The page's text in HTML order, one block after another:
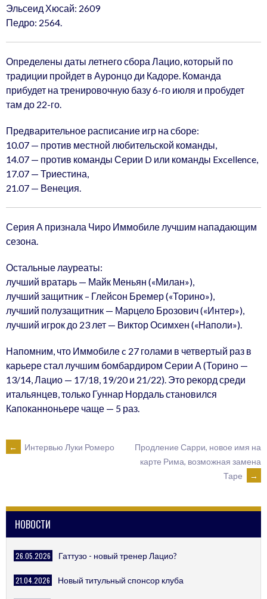
Эльсеид Хюсай: 2609
Педро: 2564.
Определены даты летнего сбора Лацио, который по
традиции пройдет в Ауронцо ди Кадоре. Команда
прибудет на тренировочную базу 6-го июля и пробудет
там до 22-го.
Предварительное расписание игр на сборе:
10.07 — против местной любительской команды,
14.07 — против команды Серии D или команды Excellence,
17.07 — Триестина,
21.07 — Венеция.
Серия А признала Чиро Иммобиле лучшим нападающим
сезона.
Остальные лауреаты:
лучший вратарь — Майк Меньян («Милан»),
лучший защитник – Глейсон Бремер («Торино»),
лучший полузащитник — Марцело Брозович («Интер»),
лучший игрок до 23 лет — Виктор Осимхен («Наполи»).
Напомним, что Иммобиле c 27 голами в четвертый раз в
карьере стал лучшим бомбардиром Серии А (Торино —
13/14, Лацио — 17/18, 19/20 и 21/22). Это рекорд среди
итальянцев, только Гуннар Нордаль становился
Капоканноньере чаще — 5 раз.
POST
← Интервью Луки Ромеро
Продление Сарри, новое имя на
карте Рима, возможная замена
Таре
→
НОВОСТИ
26.05.2026 Гаттузо - новый тренер Лацио?
21.04.2026 Новый титульный спонсор клуба